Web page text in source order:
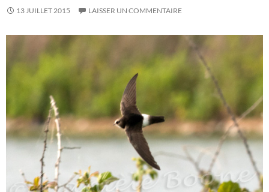
13 JUILLET 2015 LAISSER UN COMMENTAIRE